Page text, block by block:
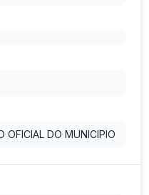
OFICIAL DO MUNICIPIO